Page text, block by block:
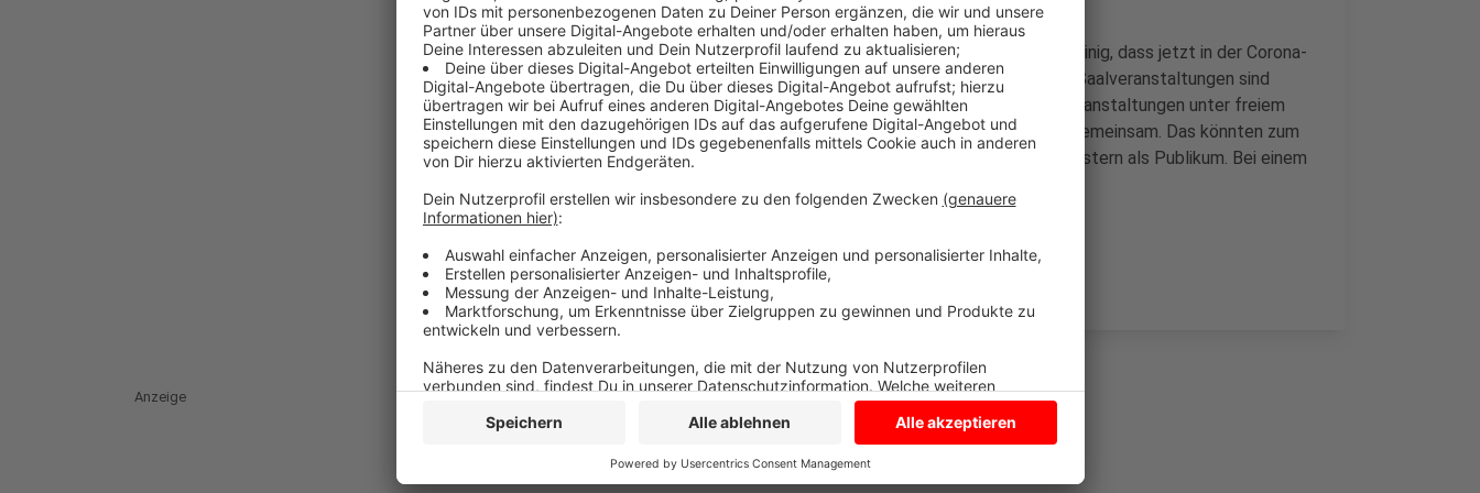
Bei einem Treffen aller Vereine waren sich die Verantwortlichen einig, dass jetzt in der Corona-
Pandemie der Schutz der Gesundheit Vorrang hat. Alle größeren Saalveranstaltungen sind
deshalb abgesagt. Gleichzeitig überlegen die Vereine kleinere Veranstaltungen unter freiem
Himmel als Alternative auf die Beine zu stellen - vielleicht auch gemeinsam. Das könnten zum
Beispiel Auftritte vor Altenheimen sein mit Besuchern an den Fenstern als Publikum. Bei einem
Anzeige